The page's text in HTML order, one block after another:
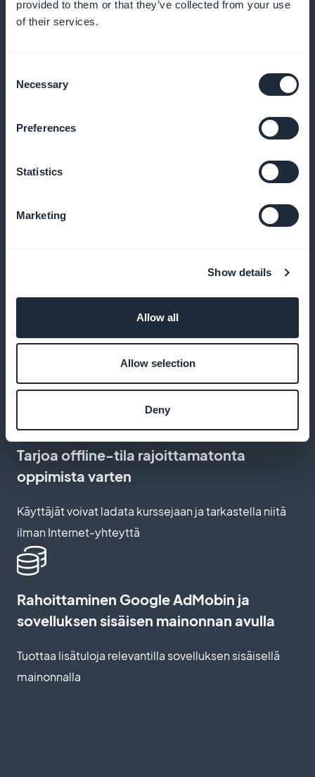
provided to them or that they’ve collected from your use
of their services.
Selection
Necessary
Preferences
Statistics
Marketing
Show details
Allow all
Allow selection
Deny
Lähetä push-ilmoituksia sitoutumisen
Muistutetaan käyttäjiä uusista saatavilla olevista
oppitunneista ja muistutetaan tärkeistä tapahtumista
Lisää oppitunneille podcast-muoto, jota
Anna oppijoiden kuunnella historiallisia kertomuksia
Lisää suosikkilaajennus tärkeimpien
Auttaa oppilaita löytämään nopeasti tärkeät
oppitunnit ja asiakirjat
Tarjoa offline-tila rajoittamatonta
oppimista varten
Käyttäjät voivat ladata kurssejaan ja tarkastella niitä
ilman Internet-yhteyttä
Rahoittaminen Google AdMobin ja
sovelluksen sisäisen mainonnan avulla
Tuottaa lisätuloja relevantilla sovelluksen sisäisellä
mainonnalla